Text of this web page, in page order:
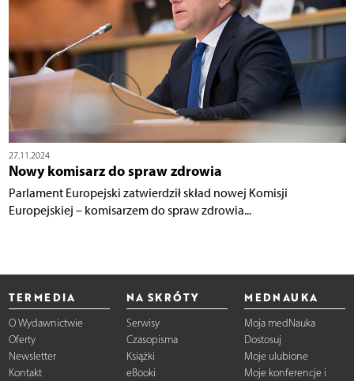
27.11.2024
Nowy komisarz do spraw zdrowia
Parlament Europejski zatwierdził skład nowej Komisji
Europejskiej – komisarzem do spraw zdrowia...
TERMEDIA
O Wydawnictwie
Oferty
Newsletter
Kontakt
NA SKRÓTY
Serwisy
Czasopisma
Książki
eBooki
MEDNAUKA
Moja medNauka
Dostosuj
Moje ulubione
Moje konferencje i